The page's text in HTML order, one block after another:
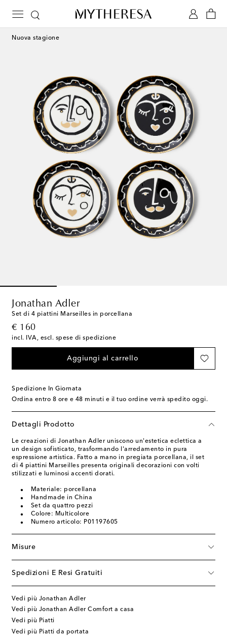
Nuova stagione
Jonathan Adler
Set di 4 piattini Marseilles in porcellana
€ 160
original price
incl. IVA, escl. spese di spedizione
Aggiungi al carrello
Spedizione In Giornata
Ordina entro 8 ore e 48 minuti e il tuo ordine verrà spedito oggi.
Dettagli Prodotto
Le creazioni di Jonathan Adler uniscono un'estetica eclettica a
un design sofisticato, trasformando l'arredamento in pura
espressione artistica. Fatto a mano in pregiata porcellana, il set
di 4 piattini Marseilles presenta originali decorazioni con volti
stilizzati e luminosi accenti dorati.
Materiale: porcellana
Handmade in China
Set da quattro pezzi
Colore: Multicolore
Numero articolo: P01197605
Misure
Spedizioni E Resi Gratuiti
Vedi più Jonathan Adler
Vedi più Jonathan Adler Comfort a casa
Vedi più Piatti
Vedi più Piatti da portata